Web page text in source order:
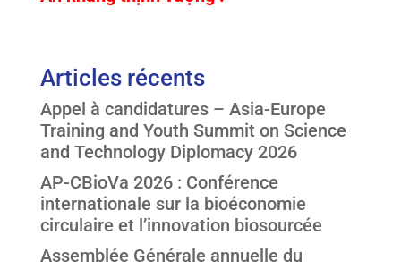
Articles récents
Appel à candidatures – Asia-Europe
Training and Youth Summit on Science
and Technology Diplomacy 2026
AP-CBioVa 2026 : Conférence
internationale sur la bioéconomie
circulaire et l’innovation biosourcée
Assemblée Générale annuelle du